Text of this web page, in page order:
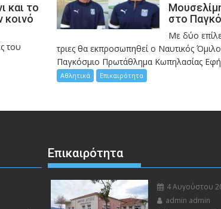
και το
κοινό
του
στο
Mε δύο
τριες θα εκπροσωπηθεί ο Ναυτικός
Παγκόσμιο Πρωτάθλημα Κωπηλασίας
Αθλητικά Επικαιρότητα
Επικαιρότητα
4 Αυγούστου
admin admin